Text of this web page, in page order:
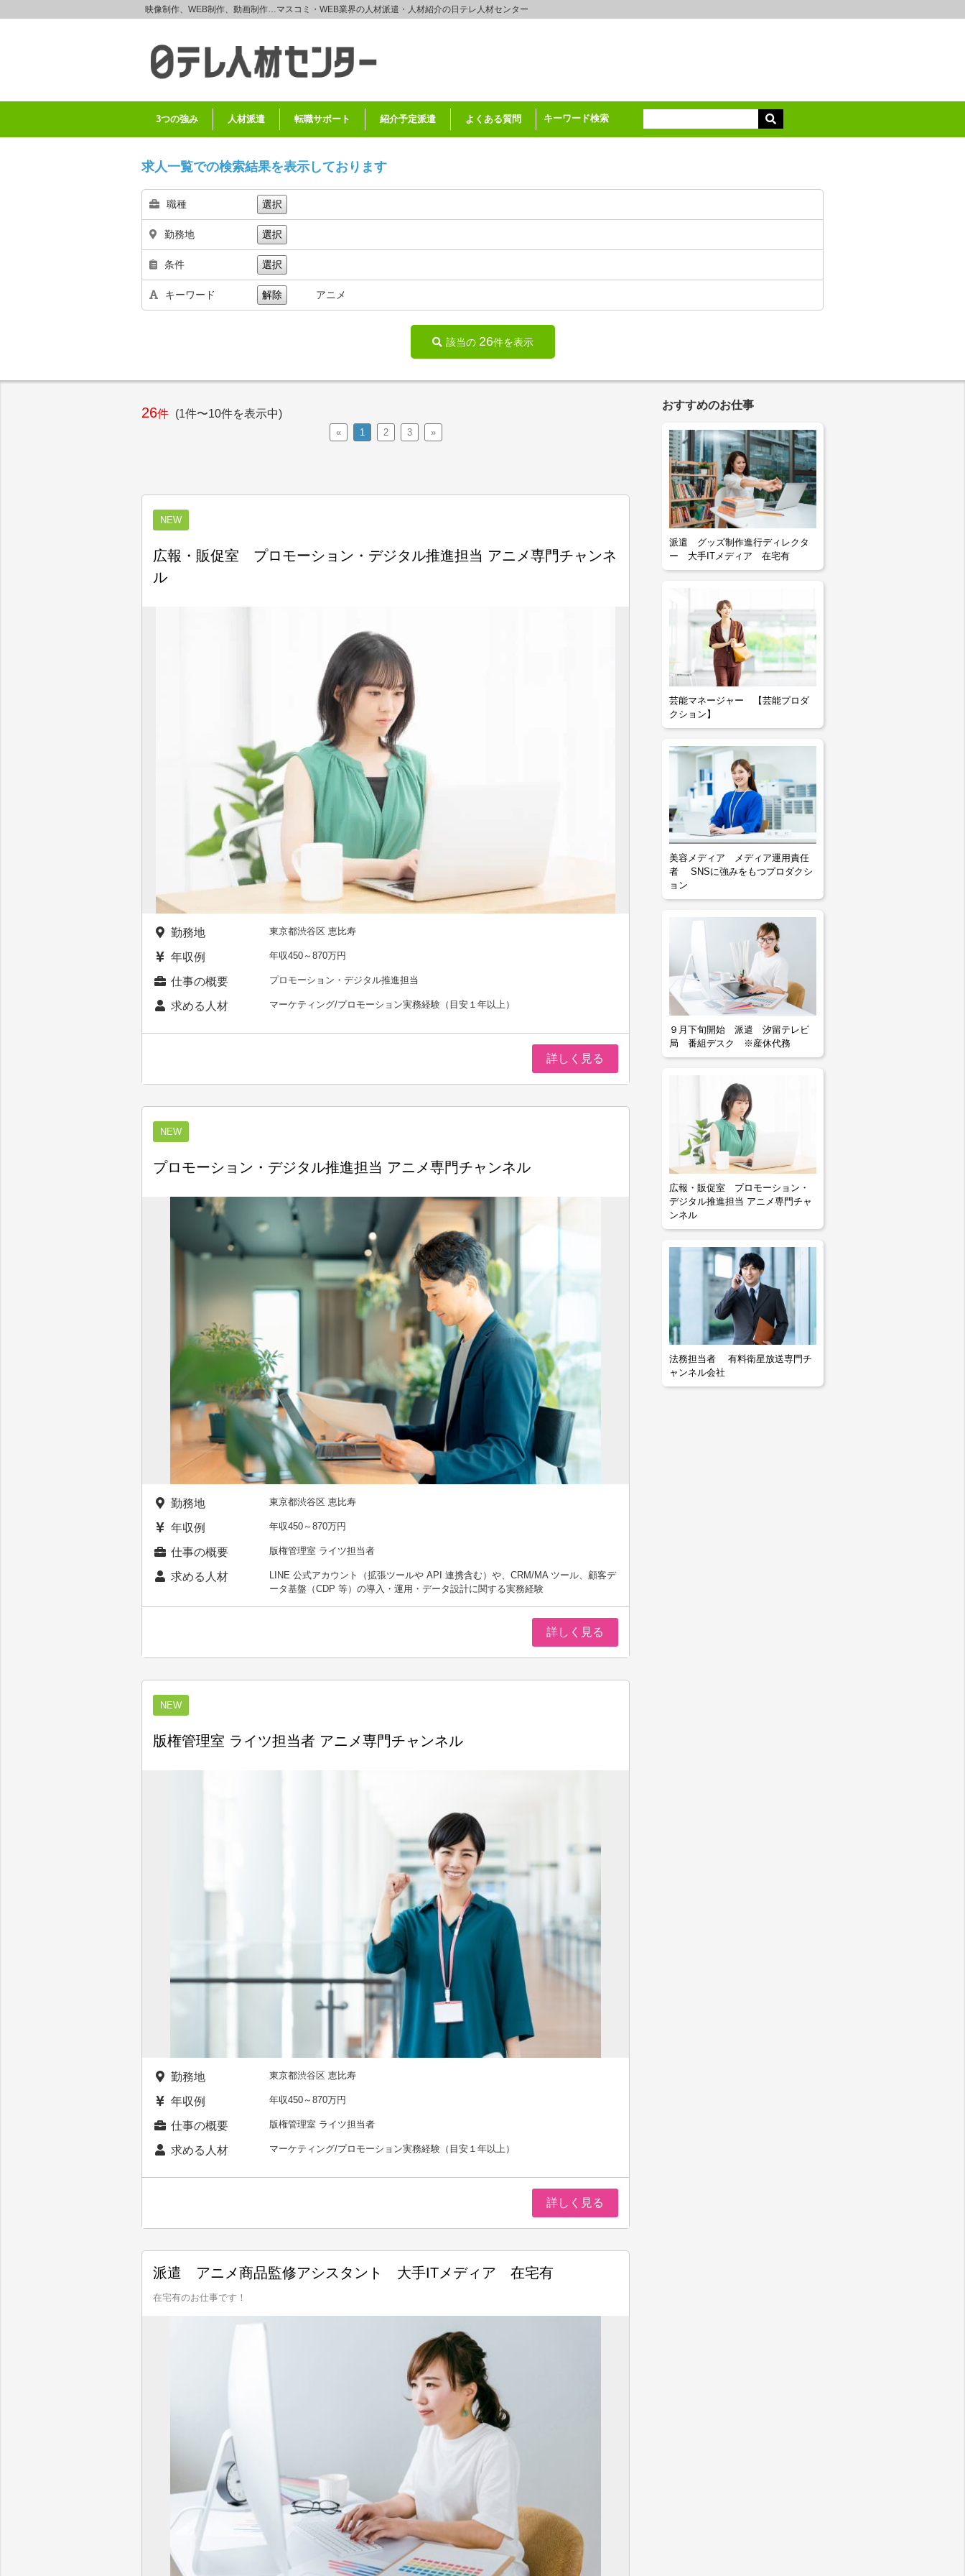
映像制作、WEB制作、動画制作…マスコミ・WEB業界の人材派遣・人材紹介の日テレ人材センター
3つの強み 人材派遣 転職サポート 紹介予定派遣 よくある質問 キーワード検索
求人一覧での検索結果を表示しております
職種 選択
勤務地 選択
条件 選択
キーワード 解除 アニメ
該当の 26件を表示
26件 (1件〜10件を表示中)
« 1 2 3 »
NEW
広報・販促室 プロモーション・デジタル推進担当 アニメ専門チャンネ
ル
勤務地 東京都渋谷区 恵比寿
年収例 年収450～870万円
仕事の概要 プロモーション・デジタル推進担当
求める人材 マーケティング/プロモーション実務経験（目安１年以上）
詳しく見る
NEW
プロモーション・デジタル推進担当 アニメ専門チャンネル
勤務地 東京都渋谷区 恵比寿
年収例 年収450～870万円
仕事の概要 版権管理室 ライツ担当者
求める人材
LINE 公式アカウント（拡張ツールや API 連携含む）や、CRM/MA ツール、顧客デ
ータ基盤（CDP 等）の導入・運用・データ設計に関する実務経験
詳しく見る
NEW
版権管理室 ライツ担当者 アニメ専門チャンネル
勤務地 東京都渋谷区 恵比寿
年収例 年収450～870万円
仕事の概要 版権管理室 ライツ担当者
求める人材 マーケティング/プロモーション実務経験（目安１年以上）
詳しく見る
派遣 アニメ商品監修アシスタント 大手ITメディア 在宅有
在宅有のお仕事です！
おすすめのお仕事
派遣 グッズ制作進行ディレクタ
ー 大手ITメディア 在宅有
芸能マネージャー 【芸能プロダ
クション】
美容メディア メディア運用責任
者 SNSに強みをもつプロダクシ
ョン
９月下旬開始 派遣 汐留テレビ
局 番組デスク ※産休代務
広報・販促室 プロモーション・
デジタル推進担当 アニメ専門チャ
ンネル
法務担当者 有料衛星放送専門チ
ャンネル会社